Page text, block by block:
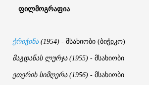
ფილმოგრაფია
ჭრიჭინა(1954) - მსახიობი (ბიჭჲკო)
მაგდანას ლურჯა(1955) - მსახიობი
ეთერის სიმღერა(1956) - მსახიობი